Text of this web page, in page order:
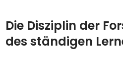
Die Disziplin der
des ständigen